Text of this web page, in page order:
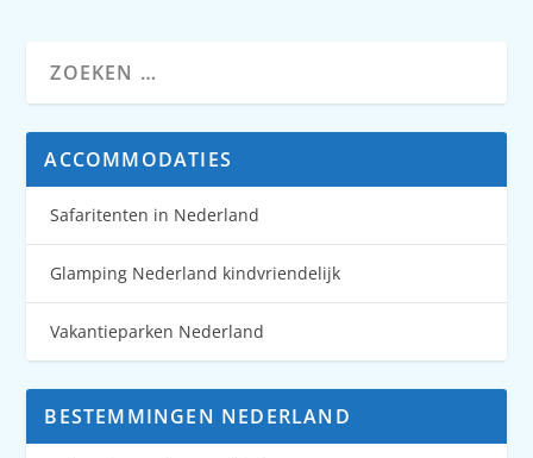
ACCOMMODATIES
Safaritenten in Nederland
Glamping Nederland kindvriendelijk
Vakantieparken Nederland
BESTEMMINGEN NEDERLAND